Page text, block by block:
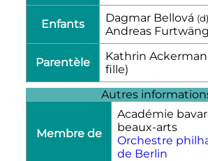
Enfants Dagmar Bellová (d)
Andreas
Parentèle Kathrin
fille)
Autres
Membre de
Académie
beaux-arts
Orchestre
de Berlin